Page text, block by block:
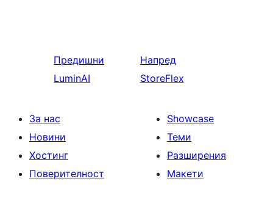
Предишни
LuminAI
Напред
StoreFlex
За нас
Новини
Хостинг
Поверителност
Showcase
Теми
Разширения
Макети